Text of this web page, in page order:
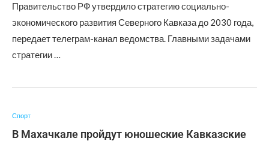
Правительство РФ утвердило стратегию социально-
экономического развития Северного Кавказа до 2030 года,
передает телеграм-канал ведомства. Главными задачами
стратегии …
Спорт
В Махачкале пройдут юношеские Кавказские